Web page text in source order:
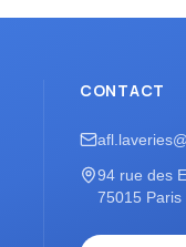
CONTACT
94 rue des
75015 Paris